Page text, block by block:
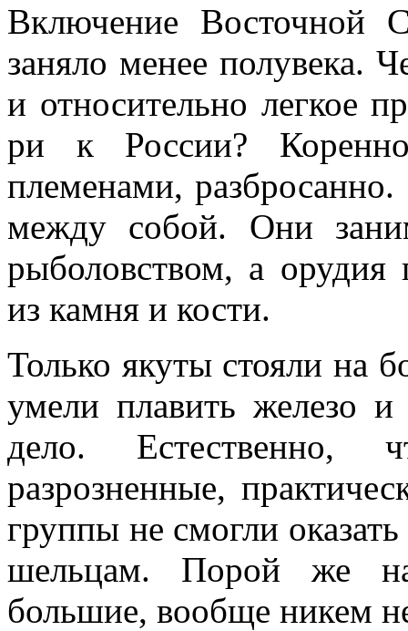
Включение Восточной
заняло менее полувека.
и относитель­но легкое
ри к России?
племенами,
между собой. Они
рыболов­ством, а орудия
из камня и кости.
Только якуты стояли на
умели плавить железо и
дело. Естественно,
разрозненные,
группы не смог­ли
шельцам. Порой же на
большие, вообще никем